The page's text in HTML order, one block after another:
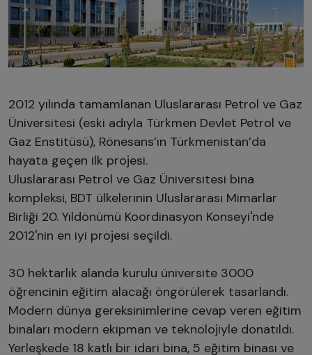
2012 yılında tamamlanan Uluslararası Petrol ve Gaz
Üniversitesi (eski adıyla Türkmen Devlet Petrol ve
Gaz Enstitüsü), Rönesans’ın Türkmenistan’da
hayata geçen ilk projesi.
Uluslararası Petrol ve Gaz Üniversitesi bina
kompleksi, BDT ülkelerinin Uluslararası Mimarlar
Birliği 20. Yıldönümü Koordinasyon Konseyi'nde
2012'nin en iyi projesi seçildi.
30 hektarlık alanda kurulu üniversite 3000
öğrencinin eğitim alacağı öngörülerek tasarlandı.
Modern dünya gereksinimlerine cevap veren eğitim
binaları modern ekipman ve teknolojiyle donatıldı.
Yerleşkede 18 katlı bir idari bina, 5 eğitim binası ve